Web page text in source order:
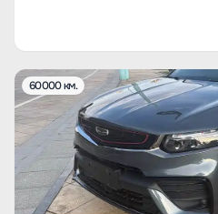
60000 км.